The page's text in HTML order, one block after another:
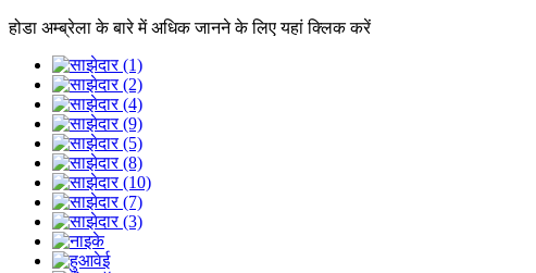
होडा अम्ब्रेला के बारे में अधिक जानने के लिए यहां क्लिक करें